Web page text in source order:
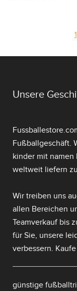
1
Unsere
Fußballgeschäft.
kinder mit namen
weltweit liefern
Wir treiben uns
allen Bereichen
Teamverkauf bis
für Sie, unsere
verbessern.
günstige